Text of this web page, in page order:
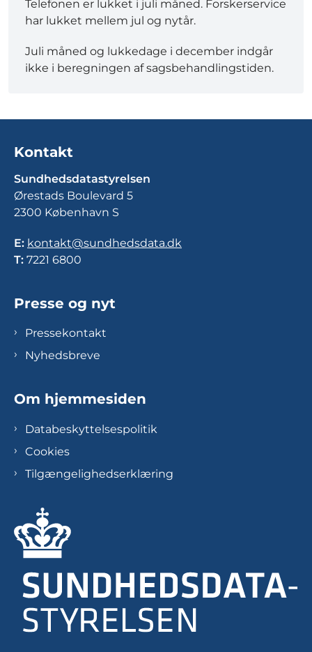
Telefonen er lukket i juli måned. Forskerservice
har lukket mellem jul og nytår.
Juli måned og lukkedage i december indgår
ikke i beregningen af sagsbehandlingstiden.
Kontakt
Sundhedsdatastyrelsen
Ørestads Boulevard 5
2300 København S
E: kontakt@sundhedsdata.dk
T: 7221 6800
Presse og nyt
Pressekontakt
Nyhedsbreve
Om hjemmesiden
Databeskyttelsespolitik
Cookies
Tilgængelighedserklæring